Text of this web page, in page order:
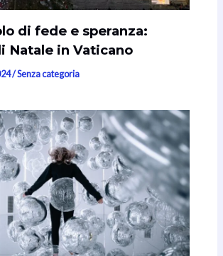
di fede e speranza:
Natale in Vaticano
/Senza categoria